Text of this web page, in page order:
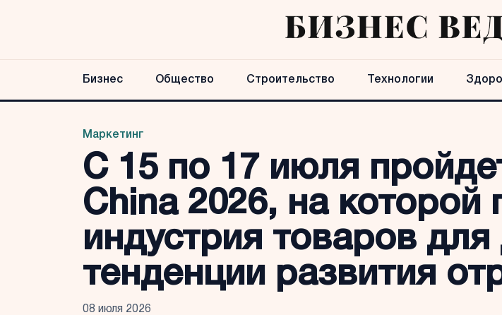
Бизнес Общество Строительство Технологии
Маркетинг
С 15 по 17 июля
China 2026, на которой
индустрия товаров
тенденции развития
08 июля 2026